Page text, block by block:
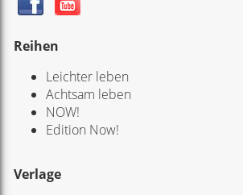
Reihen
Leichter leben
Achtsam leben
NOW!
Edition Now!
Verlage